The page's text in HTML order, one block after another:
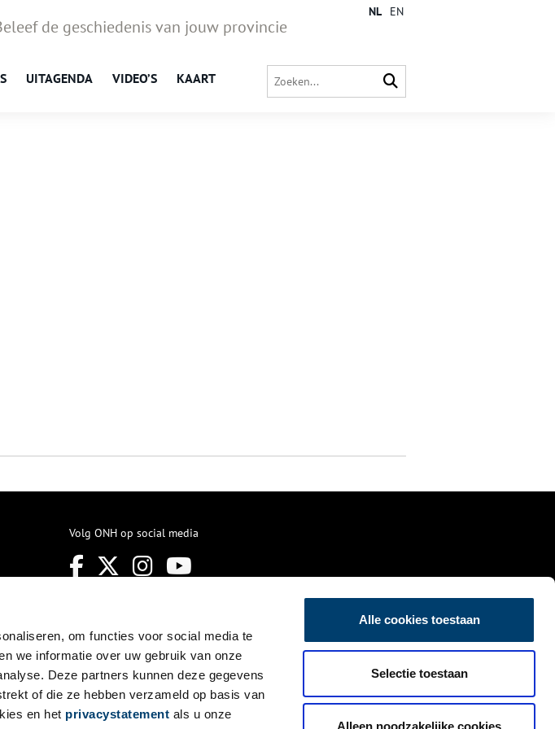
om functies voor social media te
we informatie over uw gebruik van onze
Deze partners kunnen deze gegevens
of die ze hebben verzameld op basis van
en het privacystatement als u onze
Alle cookies toestaan
Selectie toestaan
Alleen noodzakelijke cookies
de geschiedenis van jouw provincie
UITAGENDA VIDEO’S KAART
NL EN
Volg ONH op social media